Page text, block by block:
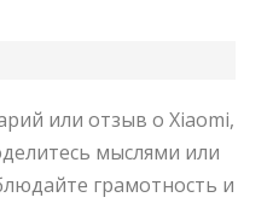
или отзыв о Xiaomi,
мыслями или
грамотность и